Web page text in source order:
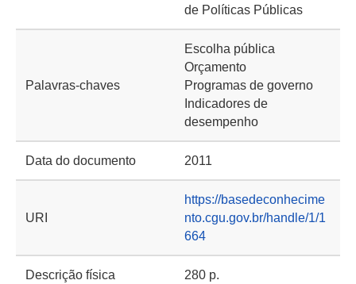
de Políticas Públicas
Palavras-chaves
Escolha pública
Orçamento
Programas de governo
Indicadores de
desempenho
Data do documento 2011
URI
https://basedeconhecime
nto.cgu.gov.br/handle/1/1
664
Descrição física 280 p.